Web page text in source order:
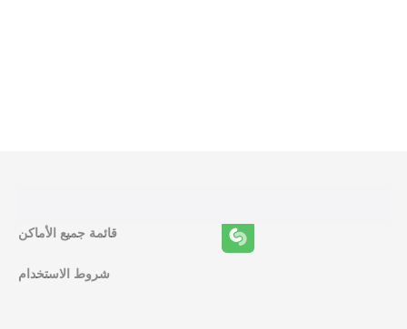
قائمة جميع الأماكن
شروط الاستخدام